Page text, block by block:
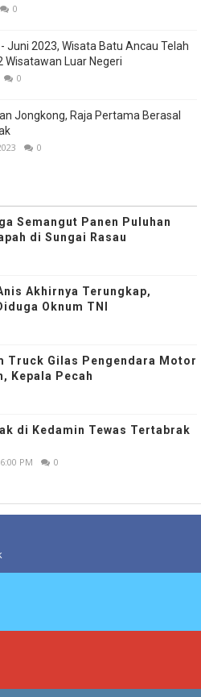
0
Juni 2023, Wisata Batu Ancau Telah
Wisatawan Luar Negeri
0
Jongkong, Raja Pertama Berasal
0
Semangut Panen Puluhan
di Sungai Rasau
Akhirnya Terungkap,
Oknum TNI
Truck Gilas Pengendara Motor
Kepala Pecah
di Kedamin Tewas Tertabrak
PM 0